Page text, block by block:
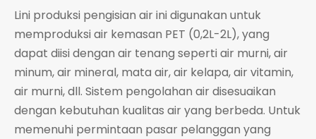
Lini produksi pengisian air ini digunakan untuk
memproduksi air kemasan PET (0,2L-2L), yang
dapat diisi dengan air tenang seperti air murni, air
minum, air mineral, mata air, air kelapa, air vitamin,
air murni, dll. Sistem pengolahan air disesuaikan
dengan kebutuhan kualitas air yang berbeda. Untuk
memenuhi permintaan pasar pelanggan yang